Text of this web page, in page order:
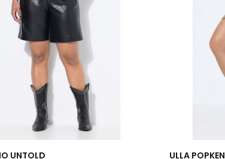
UNTOLD
ULLA POPKEN